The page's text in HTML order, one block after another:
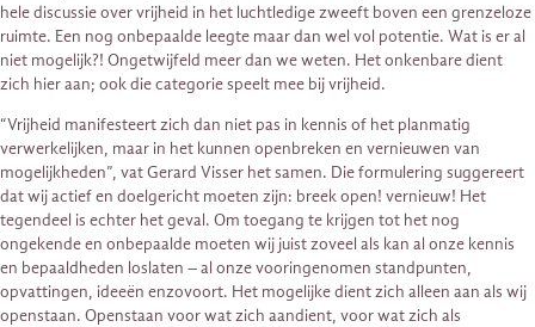
hele discussie over vrijheid in het luchtledige zweeft boven een grenzeloze
ruimte. Een nog onbepaalde leegte maar dan wel vol potentie. Wat is er al
niet mogelijk?! Ongetwijfeld meer dan we weten. Het onkenbare dient
zich hier aan; ook die categorie speelt mee bij vrijheid.
“Vrijheid manifesteert zich dan niet pas in kennis of het planmatig
verwerkelijken, maar in het kunnen openbreken en vernieuwen van
mogelijkheden”, vat Gerard Visser het samen. Die formulering suggereert
dat wij actief en doelgericht moeten zijn: breek open! vernieuw! Het
tegendeel is echter het geval. Om toegang te krijgen tot het nog
ongekende en onbepaalde moeten wij juist zoveel als kan al onze kennis
en bepaaldheden loslaten – al onze vooringenomen standpunten,
opvattingen, ideeën enzovoort. Het mogelijke dient zich alleen aan als wij
openstaan. Openstaan voor wat zich aandient, voor wat zich als